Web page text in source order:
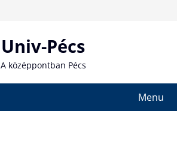
Univ-Pécs
A középpontban Pécs
Menu